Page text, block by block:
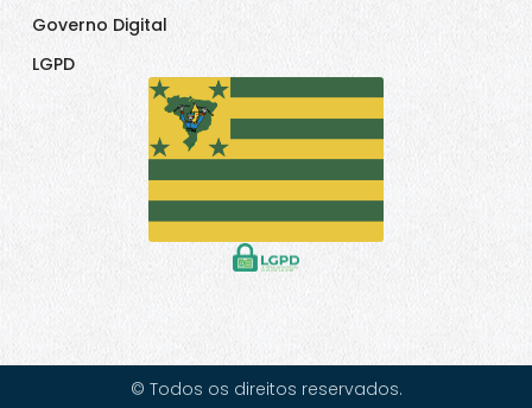
Governo Digital
LGPD
© Todos os direitos reservados.